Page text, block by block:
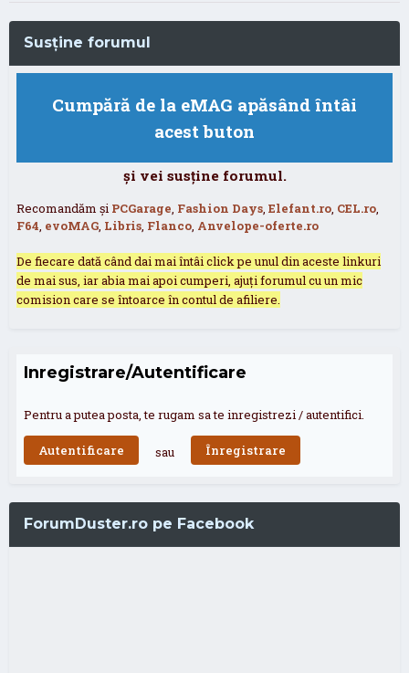
Susține forumul
Cumpără de la eMAG apăsând întâi
acest buton
și vei susține forumul.
Recomandăm și PCGarage, Fashion Days, Elefant.ro, CEL.ro,
F64, evoMAG, Libris, Flanco, Anvelope-oferte.ro
De fiecare dată când dai mai întâi click pe unul din aceste linkuri
de mai sus, iar abia mai apoi cumperi, ajuți forumul cu un mic
comision care se întoarce în contul de afiliere.
Inregistrare/Autentificare
Pentru a putea posta, te rugam sa te inregistrezi / autentifici.
Autentificare sau Înregistrare
ForumDuster.ro pe Facebook